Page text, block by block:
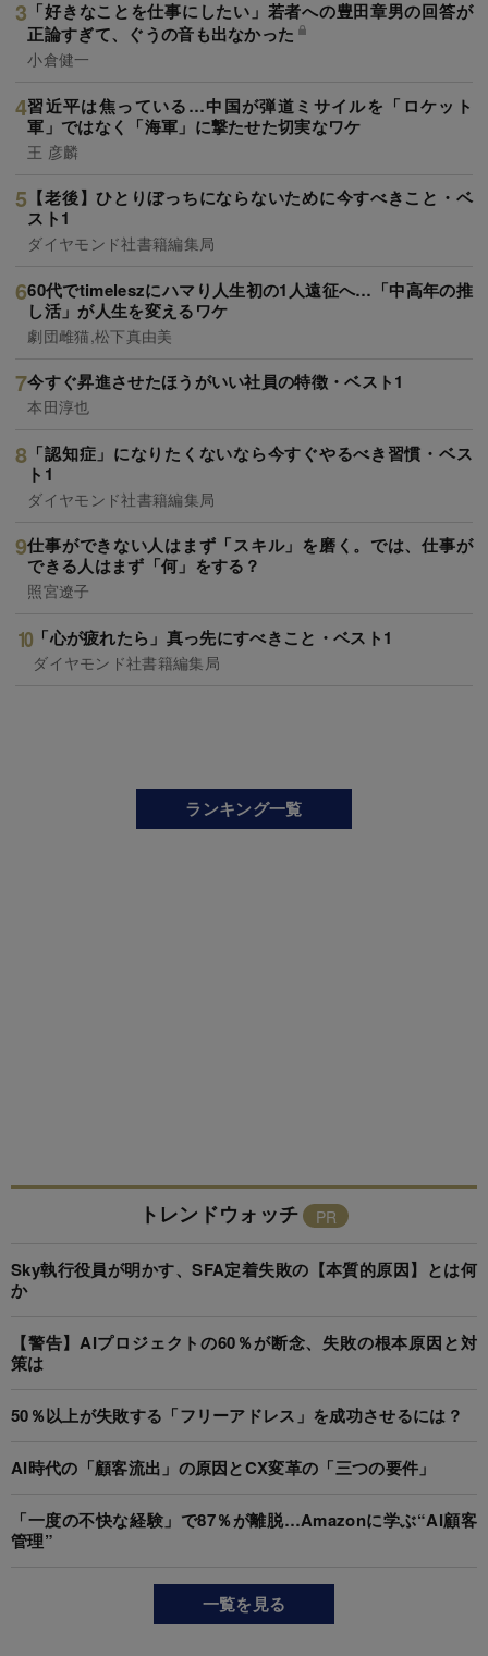
「好きなことを仕事にしたい」若者への豊田章男の回答が
正論すぎて、ぐうの音も出なかった
小倉健一
習近平は焦っている…中国が弾道ミサイルを「ロケット
軍」ではなく「海軍」に撃たせた切実なワケ
王 彦麟
【老後】ひとりぼっちにならないために今すべきこと・ベ
スト1
ダイヤモンド社書籍編集局
60代でtimeleszにハマり人生初の1人遠征へ…「中高年の推
し活」が人生を変えるワケ
劇団雌猫,松下真由美
今すぐ昇進させたほうがいい社員の特徴・ベスト1
本田淳也
「認知症」になりたくないなら今すぐやるべき習慣・ベス
ト1
ダイヤモンド社書籍編集局
仕事ができない人はまず「スキル」を磨く。では、仕事が
できる人はまず「何」をする？
照宮遼子
「心が疲れたら」真っ先にすべきこと・ベスト1
ダイヤモンド社書籍編集局
ランキング一覧
トレンドウォッチ
Sky執行役員が明かす、SFA定着失敗の【本質的原因】とは何
か
【警告】AIプロジェクトの60％が断念、失敗の根本原因と対
策は
50％以上が失敗する「フリーアドレス」を成功させるには？
AI時代の「顧客流出」の原因とCX変革の「三つの要件」
「一度の不快な経験」で87％が離脱…Amazonに学ぶ“AI顧客
管理”
一覧を見る